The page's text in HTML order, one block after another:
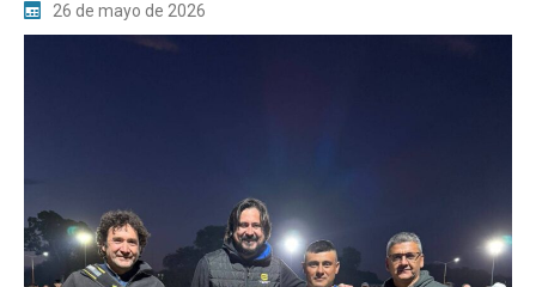
26 de mayo de 2026